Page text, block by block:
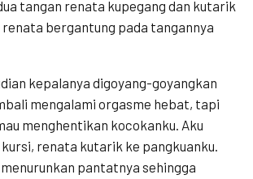
tangan renata kupegang dan kutarik
bergantung pada tangannya
kepalanya digoyang-goyangkan
mengalami orgasme hebat, tapi
menghentikan kocokanku. Aku
renata kutarik ke pangkuanku.
pantatnya sehingga